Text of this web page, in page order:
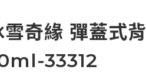
奇緣 彈蓋式背
33312